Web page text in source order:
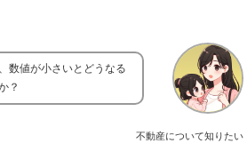
不動産について知りたい
数値が小さいとどうなる
？